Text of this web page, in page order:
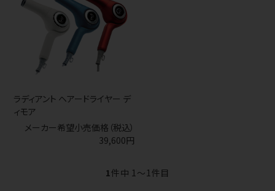
ラディアント ヘアードライヤー デ
ィモア
メーカー希望小売価格（税込）
39,600円
1件中 1〜1件目